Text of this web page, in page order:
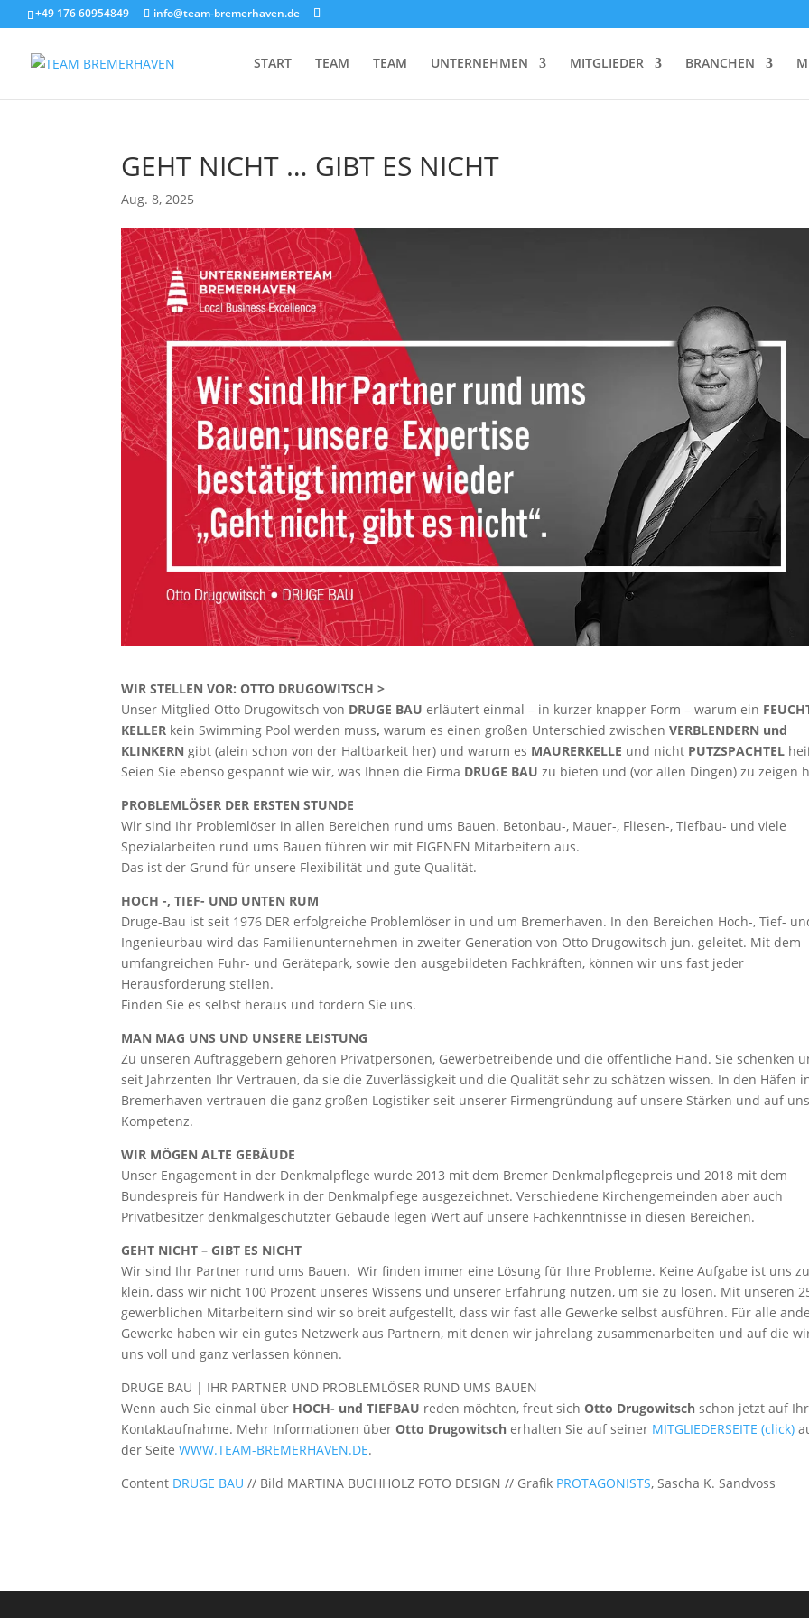
+49 176 60954849 info@team-bremerhaven.de
START TEAM TEAM UNTERNEHMEN MITGLIEDER BRANCHEN
GEHT NICHT … GIBT ES NICHT
Aug. 8, 2025
WIR STELLEN VOR: OTTO DRUGOWITSCH >
Unser Mitglied Otto Drugowitsch von DRUGE BAUerläutert einmal – in kurzer knapper Form – warum ein
KELLER kein Swimming Pool werden muss, warum es einen großen Unterschied zwischenVERBLENDERN und
KLINKERN gibt (alein schon von der Haltbarkeit her) und warum es MAURERKELLE und nicht PUTZSPACHTEL
Seien Sie ebenso gespannt wie wir, was Ihnen die Firma DRUGE BAUzu bieten und (vor allen Dingen) zu zeigen
PROBLEMLÖSER DER ERSTEN STUNDE
Wir sind Ihr Problemlöser in allen Bereichen rund ums Bauen. Betonbau-, Mauer-, Fliesen-, Tiefbau- und viele
Spezialarbeiten rund ums Bauen führen wir mit EIGENEN Mitarbeitern aus.
Das ist der Grund für unsere Flexibilität und gute Qualität.
HOCH -, TIEF- UND UNTEN RUM
Druge-Bau ist seit 1976 DER erfolgreiche Problemlöser in und um Bremerhaven. In den Bereichen Hoch-, Tief-
Ingenieurbau wird das Familienunternehmen in zweiter Generation von Otto Drugowitsch jun. geleitet. Mit dem
umfangreichen Fuhr- und Gerätepark, sowie den ausgebildeten Fachkräften, können wir uns fast jeder
Herausforderung stellen.
Finden Sie es selbst heraus und fordern Sie uns.
MAN MAG UNS UND UNSERE LEISTUNG
Zu unseren Auftraggebern gehören Privatpersonen, Gewerbetreibende und die öffentliche Hand. Sie schenken
seit Jahrzenten Ihr Vertrauen, da sie die Zuverlässigkeit und die Qualität sehr zu schätzen wissen. In den Häfen
Bremerhaven vertrauen die ganz großen Logistiker seit unserer Firmengründung auf unsere Stärken und auf
Kompetenz.
WIR MÖGEN ALTE GEBÄUDE
Unser Engagement in der Denkmalpflege wurde 2013 mit dem Bremer Denkmalpflegepreis und 2018 mit dem
Bundespreis für Handwerk in der Denkmalpflege ausgezeichnet. Verschiedene Kirchengemeinden aber auch
Privatbesitzer denkmalgeschützter Gebäude legen Wert auf unsere Fachkenntnisse in diesen Bereichen.
GEHT NICHT – GIBT ES NICHT
Wir sind Ihr Partner rund ums Bauen. Wir finden immer eine Lösung für Ihre Probleme. Keine Aufgabe ist uns zu
klein, dass wir nicht 100 Prozent unseres Wissens und unserer Erfahrung nutzen, um sie zu lösen. Mit unseren
gewerblichen Mitarbeitern sind wir so breit aufgestellt, dass wir fast alle Gewerke selbst ausführen. Für alle
Gewerke haben wir ein gutes Netzwerk aus Partnern, mit denen wir jahrelang zusammenarbeiten und auf die
uns voll und ganz verlassen können.
DRUGE BAU | IHR PARTNER UND PROBLEMLÖSER RUND UMS BAUEN
Wenn auch Sie einmal über HOCH- und TIEFBAU reden möchten, freut sichOtto Drugowitsch schon jetzt auf
Kontaktaufnahme. Mehr Informationen überOtto Drugowitscherhalten Sie auf seiner MITGLIEDERSEITE (click)
der SeiteWWW.TEAM-BREMERHAVEN.DE.
Content DRUGE BAU // Bild MARTINA BUCHHOLZ FOTO DESIGN // Grafik PROTAGONISTS, Sascha K. Sandvoss